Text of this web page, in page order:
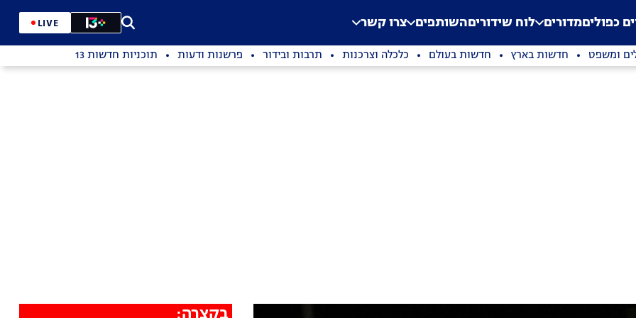
Application error: a
. כפוליםמדורים לוח שידוריםהשותפים צרו קשר LIVE
ומשפט חדשות בארץ חדשות בעולם כלכלה וצרכנות תרבות ובידור פרשנות ודעות תוכניות חדשות 13